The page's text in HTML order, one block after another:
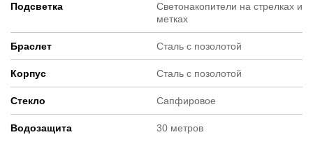
Подсветка
Светонакопители на стрелках и
метках
Браслет Cталь с позолотой
Корпус Cталь с позолотой
Стекло Сапфировое
Водозащита 30 метров